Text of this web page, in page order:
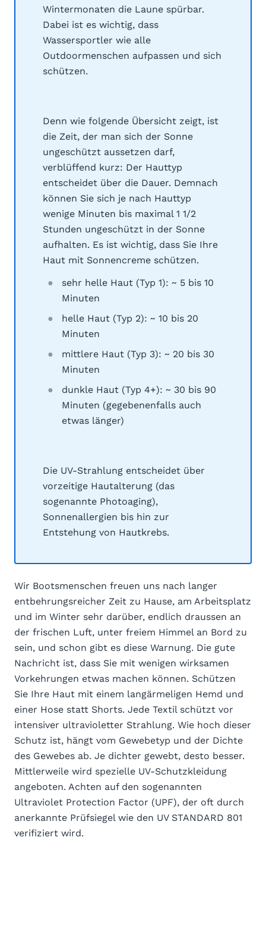
Wintermonaten die Laune spürbar.
Dabei ist es wichtig, dass
Wassersportler wie alle
Outdoormenschen aufpassen und sich
schützen.
Denn wie folgende Übersicht zeigt, ist
die Zeit, der man sich der Sonne
ungeschützt aussetzen darf,
verblüffend kurz: Der Hauttyp
entscheidet über die Dauer. Demnach
können Sie sich je nach Hauttyp
wenige Minuten bis maximal 1 1/2
Stunden ungeschützt in der Sonne
aufhalten. Es ist wichtig, dass Sie Ihre
Haut mit Sonnencreme schützen.
sehr helle Haut (Typ 1): ~ 5 bis 10
Minuten
helle Haut (Typ 2): ~ 10 bis 20
Minuten
mittlere Haut (Typ 3): ~ 20 bis 30
Minuten
dunkle Haut (Typ 4+): ~ 30 bis 90
Minuten (gegebenenfalls auch
etwas länger)
Die UV-Strahlung entscheidet über
vorzeitige Hautalterung (das
sogenannte Photoaging),
Sonnenallergien bis hin zur
Entstehung von Hautkrebs.
Wir Bootsmenschen freuen uns nach langer
entbehrungsreicher Zeit zu Hause, am Arbeitsplatz
und im Winter sehr darüber, endlich draussen an
der frischen Luft, unter freiem Himmel an Bord zu
sein, und schon gibt es diese Warnung. Die gute
Nachricht ist, dass Sie mit wenigen wirksamen
Vorkehrungen etwas machen können. Schützen
Sie Ihre Haut mit einem langärmeligen Hemd und
einer Hose statt Shorts. Jede Textil schützt vor
intensiver ultravioletter Strahlung. Wie hoch dieser
Schutz ist, hängt vom Gewebetyp und der Dichte
des Gewebes ab. Je dichter gewebt, desto besser.
Mittlerweile wird spezielle UV-Schutzkleidung
angeboten. Achten auf den sogenannten
Ultraviolet Protection Factor (UPF), der oft durch
anerkannte Prüfsiegel wie den UV STANDARD 801
verifiziert wird.